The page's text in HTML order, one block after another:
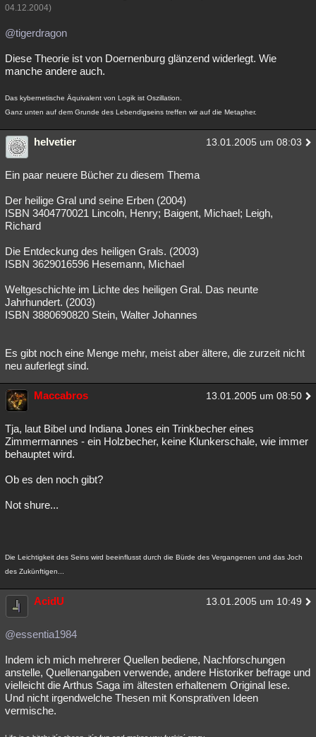
04.12.2004)
@tigerdragon
Diese Theorie ist von Doernenburg glänzend widerlegt. Wie
manche andere auch.
Das kybernetische Äquivalent von Logik ist Oszillation.
Ganz unten auf dem Grunde des Lebendigseins treffen wir auf die Metapher.
helvetier 13.01.2005 um 08:03
Ein paar neuere Bücher zu diesem Thema
Der heilige Gral und seine Erben (2004)
ISBN 3404770021 Lincoln, Henry; Baigent, Michael; Leigh,
Richard
Die Entdeckung des heiligen Grals. (2003)
ISBN 3629016596 Hesemann, Michael
Weltgeschichte im Lichte des heiligen Gral. Das neunte
Jahrhundert. (2003)
ISBN 3880690820 Stein, Walter Johannes
Es gibt noch eine Menge mehr, meist aber ältere, die zurzeit nicht
neu auferlegt sind.
Maccabros 13.01.2005 um 08:50
Tja, laut Bibel und Indiana Jones ein Trinkbecher eines
Zimmermannes - ein Holzbecher, keine Klunkerschale, wie immer
behauptet wird.
Ob es den noch gibt?
Not shure...
Die Leichtigkeit des Seins wird beeinflusst durch die Bürde des Vergangenen und das Joch
des Zukünftigen...
AcidU 13.01.2005 um 10:49
@essentia1984
Indem ich mich mehrerer Quellen bediene, Nachforschungen
anstelle, Quellenangaben verwende, andere Historiker befrage und
vielleicht die Arthus Saga im ältesten erhaltenem Original lese.
Und nicht irgendwelche Thesen mit Konsprativen Ideen
vermische.